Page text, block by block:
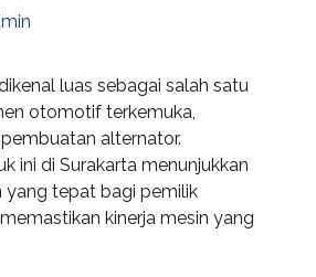
luas sebagai salah satu
otomotif terkemuka,
alternator.
ini di Surakarta menunjukkan
yang tepat bagi pemilik
kinerja mesin yang